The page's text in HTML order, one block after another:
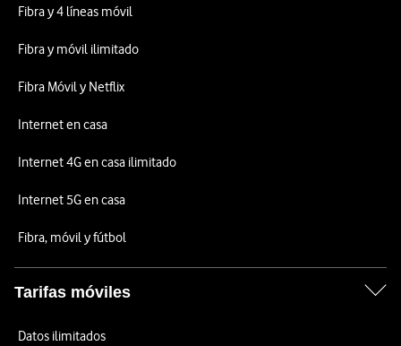
Fibra y 4 líneas móvil
Fibra y móvil ilimitado
Fibra Móvil y Netflix
Internet en casa
Internet 4G en casa ilimitado
Internet 5G en casa
Fibra, móvil y fútbol
Tarifas móviles
Datos ilimitados